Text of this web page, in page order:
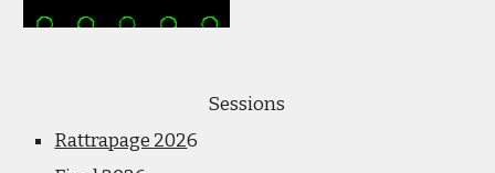
Sessions
Rattrapage 2026